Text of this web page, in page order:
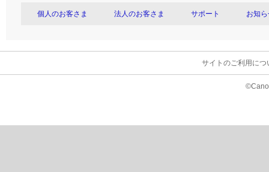
個人のお客さま 法人のお客さま サポート お知
サイトのご利用につ